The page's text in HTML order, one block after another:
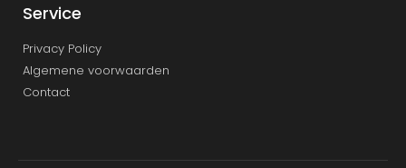
Service
Privacy Policy
Algemene voorwaarden
Contact